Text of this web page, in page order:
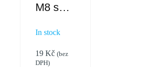
M8 s
spojování
In stock
19 Kč (bez
DPH)